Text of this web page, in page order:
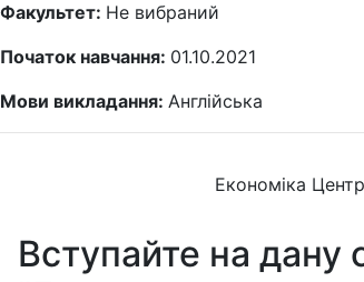
Факультет: Не вибраний
Початок навчання: 01.10.2021
Мови викладання: Англійська
Економіка
Вступайте на дану